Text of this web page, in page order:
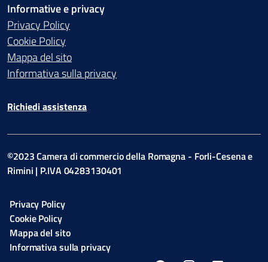
Informative e privacy
Privacy Policy
Cookie Policy
Mappa del sito
Informativa sulla privacy
Richiedi assistenza
©2023 Camera di commercio della Romagna - Forli-Cesena e
Rimini | P.IVA 04283130401
Privacy Policy
Cookie Policy
Mappa del sito
Informativa sulla privacy